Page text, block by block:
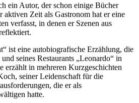
ein Autor, der schon einige Bücher
aktiven Zeit als Gastronom hat er eine
verfasst, in denen er Szenen aus
ist eine autobiografische Erzählung, die
seines Restaurants „Leonardo“ in
erzählt in mehreren Kurzgeschichten
seiner Leidenschaft für die
die er als
hatte.